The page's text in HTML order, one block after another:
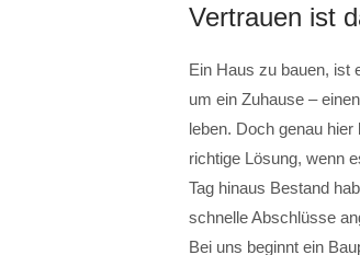
Vertrauen ist
Ein Haus zu bauen, ist
um ein Zuhause –
leben. Doch genau
richtige Lösung, wenn
Tag hinaus Bestand
schnelle Abschlüsse
Bei uns beginnt ein